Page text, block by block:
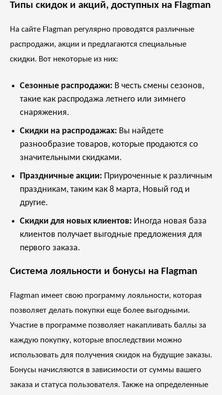
Типы скидок и акций, доступных на Flagman
На сайте Flagman регулярно проводятся различные
распродажи, акции и предлагаются специальные
скидки. Вот некоторые из них:
Сезонные распродажи: В честь смены сезонов,
такие как распродажа летнего или зимнего
снаряжения.
Скидки на распродажах: Вы найдете
разнообразие товаров, которые продаются со
значительными скидками.
Праздничные акции: Приуроченные к различным
праздникам, таким как 8 марта, Новый год и
другие.
Скидки для новых клиентов: Иногда новая база
клиентов получает выгодные предложения для
первого заказа.
Система лояльности и бонусы на Flagman
Flagman имеет свою программу лояльности, которая
позволяет делать покупки еще более выгодными.
Участие в программе позволяет накапливать баллы за
каждую покупку, которые впоследствии можно
использовать для получения скидок на будущие заказы.
Бонусы начисляются в зависимости от суммы вашего
заказа и статуса пользователя. Также на определенные